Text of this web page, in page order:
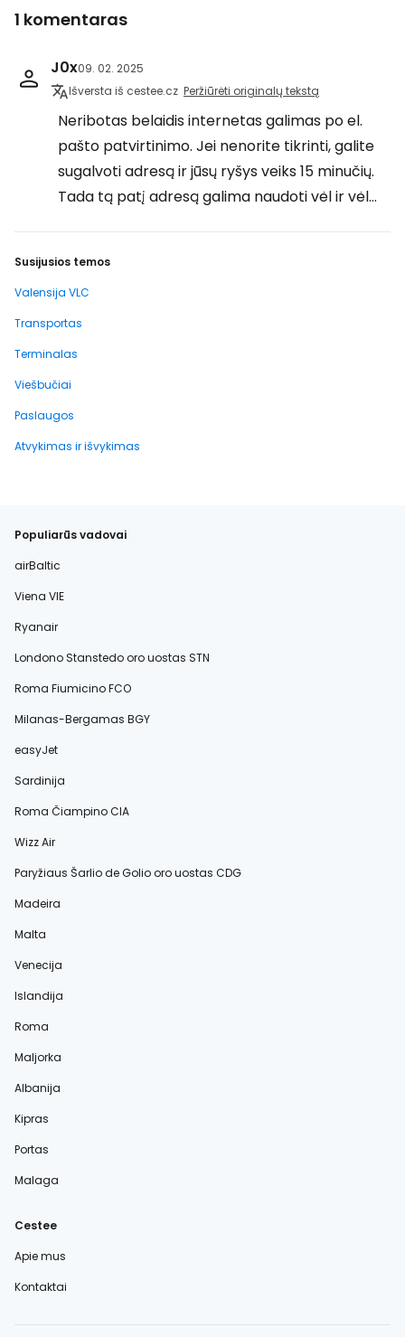
1 komentaras
J0x09. 02. 2025
Išversta iš cestee.cz Peržiūrėti originalų tekstą
Neribotas belaidis internetas galimas po el.
pašto patvirtinimo. Jei nenorite tikrinti, galite
sugalvoti adresą ir jūsų ryšys veiks 15 minučių.
Tada tą patį adresą galima naudoti vėl ir vėl...
Susijusios temos
Valensija VLC
Transportas
Terminalas
Viešbučiai
Paslaugos
Atvykimas ir išvykimas
Populiarūs vadovai
airBaltic
Viena VIE
Ryanair
Londono Stanstedo oro uostas STN
Roma Fiumicino FCO
Milanas-Bergamas BGY
easyJet
Sardinija
Roma Čiampino CIA
Wizz Air
Paryžiaus Šarlio de Golio oro uostas CDG
Madeira
Malta
Venecija
Islandija
Roma
Maljorka
Albanija
Kipras
Portas
Malaga
Cestee
Apie mus
Kontaktai